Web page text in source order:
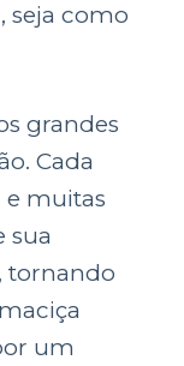
seja como
grandes
Cada
e muitas
sua
tornando
um